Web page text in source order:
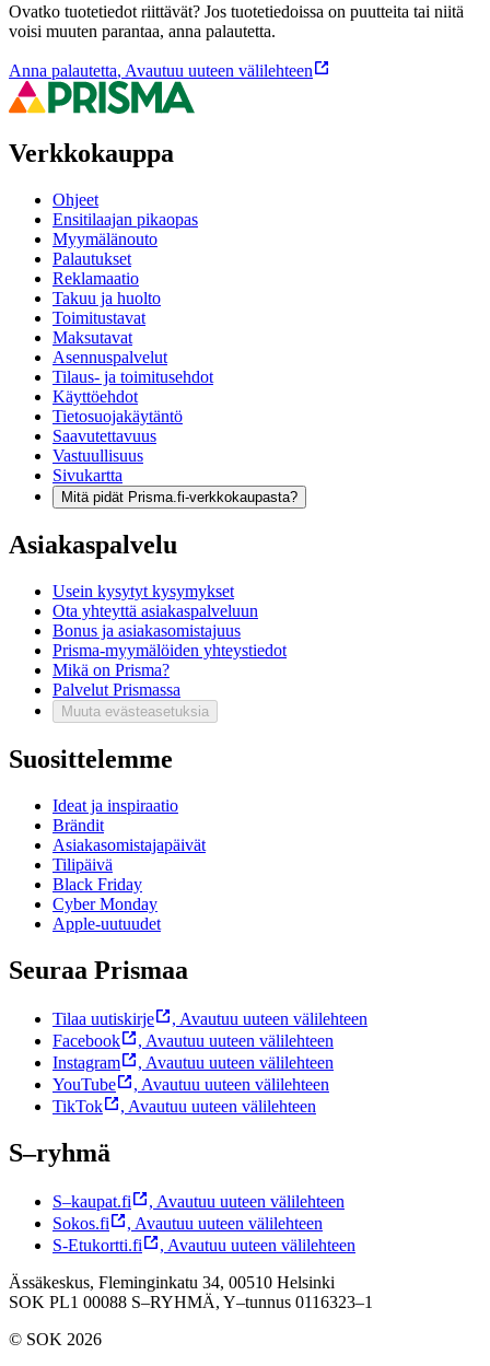
Ovatko tuotetiedot riittävät? Jos tuotetiedoissa on puutteita tai niitä
voisi muuten parantaa, anna palautetta.
Anna palautetta, Avautuu uuteen välilehteen
Verkkokauppa
Ohjeet
Ensitilaajan pikaopas
Myymälänouto
Palautukset
Reklamaatio
Takuu ja huolto
Toimitustavat
Maksutavat
Asennuspalvelut
Tilaus- ja toimitusehdot
Käyttöehdot
Tietosuojakäytäntö
Saavutettavuus
Vastuullisuus
Sivukartta
Mitä pidät Prisma.fi-verkkokaupasta?
Asiakaspalvelu
Usein kysytyt kysymykset
Ota yhteyttä asiakaspalveluun
Bonus ja asiakasomistajuus
Prisma-myymälöiden yhteystiedot
Mikä on Prisma?
Palvelut Prismassa
Muuta evästeasetuksia
Suosittelemme
Ideat ja inspiraatio
Brändit
Asiakasomistajapäivät
Tilipäivä
Black Friday
Cyber Monday
Apple-uutuudet
Seuraa Prismaa
Tilaa uutiskirje , Avautuu uuteen välilehteen
Facebook
, Avautuu uuteen välilehteen
Instagram
, Avautuu uuteen välilehteen
YouTube
, Avautuu uuteen välilehteen
TikTok
, Avautuu uuteen välilehteen
S–ryhmä
S–kaupat.fi , Avautuu uuteen välilehteen
Sokos.fi
, Avautuu uuteen välilehteen
S-Etukortti.fi
, Avautuu uuteen välilehteen
Ässäkeskus, Fleminginkatu 34, 00510 Helsinki
SOK PL1 00088 S–RYHMÄ, Y–tunnus 0116323–1
© SOK 2026